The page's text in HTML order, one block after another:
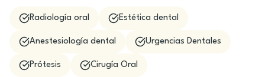
Radiología oral Estética dental
Anestesiología dental Urgencias Dentales
Prótesis Cirugía Oral